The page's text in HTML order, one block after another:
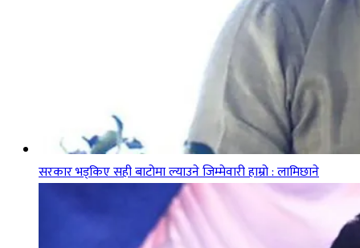
सरकार भड्किए सही बाटोमा ल्याउने जिम्मेवारी हाम्रो : लामिछाने